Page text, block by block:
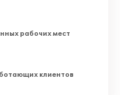
рабочих мест
клиентов